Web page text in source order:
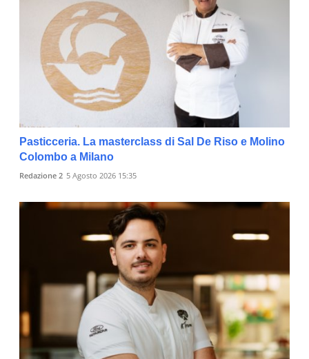
Pasticceria. La masterclass di Sal De Riso e Molino
Colombo a Milano
Redazione 2 5 Agosto 2026 15:35